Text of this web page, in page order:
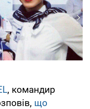
, командир
що